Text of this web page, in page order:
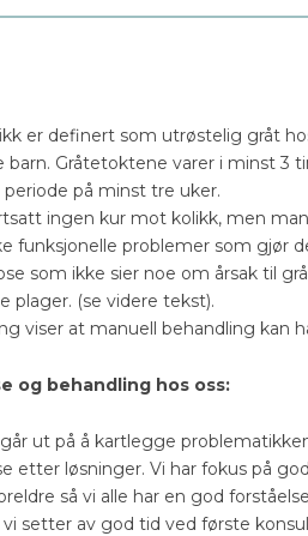
er definert som utrøstelig gråt
barn. Gråtetoktene varer i minst 3
periode på minst tre uker.
ingen kur mot kolikk, men
funksjonelle problemer som gjør
som ikke sier noe om årsak til
plager. (se videre tekst).
viser at manuell behandling kan
og behandling hos oss:
ut på å kartlegge
etter løsninger. Vi har fokus på
så vi alle har en god
setter av god tid ved første